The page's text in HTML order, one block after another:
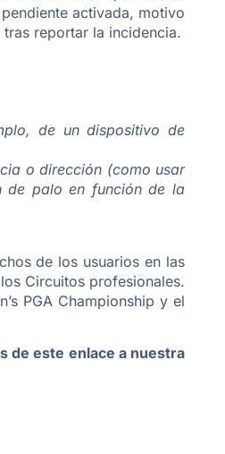
activada, motivo
reportar la incidencia.
de un dispositivo de
o dirección (como usar
de palo en función de la
de los usuarios en las
Circuitos profesionales.
PGA Championship y el
de este enlace a nuestra